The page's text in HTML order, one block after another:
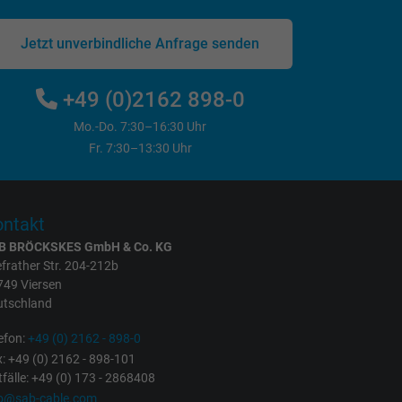
Jetzt unverbindliche Anfrage senden
+49 (0)2162 898-0
Mo.-Do. 7:30–16:30 Uhr
Fr. 7:30–13:30 Uhr
BRÖCKSKES GmbH & Co. KG
Str. 204-212b
Viersen
+49 (0) 2162 - 898-0
+49 (0) 2162 - 898-101
+49 (0) 173 - 2868408
cable.com